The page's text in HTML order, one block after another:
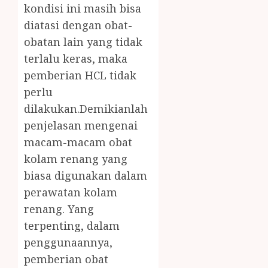
kondisi ini masih bisa
diatasi dengan obat-
obatan lain yang tidak
terlalu keras, maka
pemberian HCL tidak
perlu
dilakukan.Demikianlah
penjelasan mengenai
macam-macam obat
kolam renang yang
biasa digunakan dalam
perawatan kolam
renang. Yang
terpenting, dalam
penggunaannya,
pemberian obat